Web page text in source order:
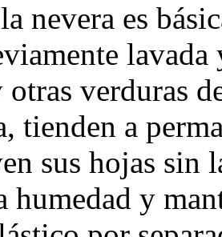
nevera es
lavada
otras verduras
tienden a
sus hojas sin
humedad y